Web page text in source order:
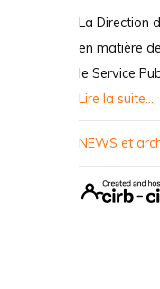
La Direction
en matière
le Service
Lire la suite...
NEWS et